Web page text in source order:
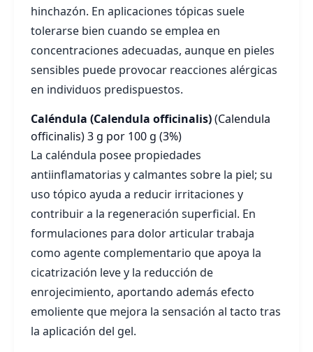
hinchazón. En aplicaciones tópicas suele
tolerarse bien cuando se emplea en
concentraciones adecuadas, aunque en pieles
sensibles puede provocar reacciones alérgicas
en individuos predispuestos.
Caléndula (Calendula officinalis)(Calendula
officinalis)3 g por 100 g (3%)
La caléndula posee propiedades
antiinflamatorias y calmantes sobre la piel; su
uso tópico ayuda a reducir irritaciones y
contribuir a la regeneración superficial. En
formulaciones para dolor articular trabaja
como agente complementario que apoya la
cicatrización leve y la reducción de
enrojecimiento, aportando además efecto
emoliente que mejora la sensación al tacto tras
la aplicación del gel.